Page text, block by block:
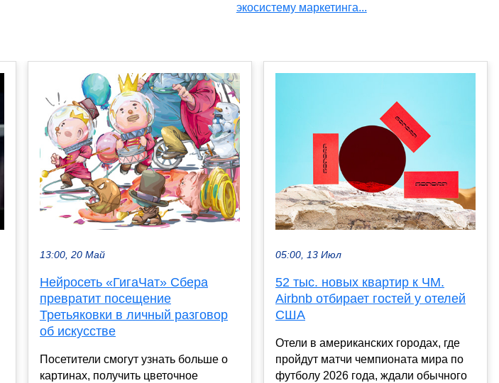
экосистему маркетинга...
13:00, 20 Май
Нейросеть «ГигаЧат» Сбера
превратит посещение
Третьяковки в личный разговор
об искусстве
Посетители смогут узнать больше о
картинах, получить цветочное
05:00, 13 Июл
52 тыс. новых квартир к ЧМ.
Airbnb отбирает гостей у отелей
США
Отели в американских городах, где
пройдут матчи чемпионата мира по
футболу 2026 года, ждали обычного